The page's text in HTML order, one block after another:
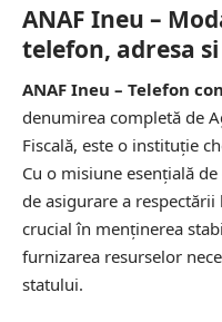
ANAF Ineu –
telefon, adresa
ANAF Ineu – Telefon
denumirea completă de
Fiscală, este o instituție
Cu o misiune esențială
de asigurare a
crucial în menținerea
furnizarea resurselor
statului.